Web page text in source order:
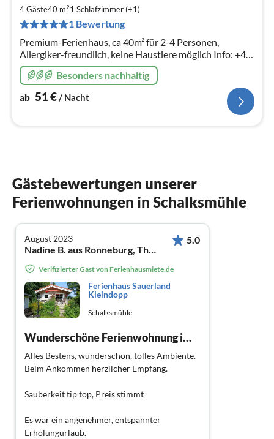
4 Gäste40 m21 Schlafzimmer (+1)
1 Bewertung
Premium-Ferienhaus, ca 40m² für 2-4 Personen,
Allergiker-freundlich, keine Haustiere möglich Info: +49
177 4494392 (auch WhatsApp)
Besonders nachhaltig
ab 51€/ Nacht
Gästebewertungen unserer
Ferienwohnungen in Schalksmühle
August 2023
Nadine B. aus Ronneburg, Thüringen
5.0
Verifizierter Gast von Ferienhausmiete.de
Ferienhaus Sauerland
Kleindopp
Schalksmühle
Wunderschöne Ferienwohnung im Sauerland
Alles Bestens, wunderschön, tolles Ambiente.
Beim Ankommen herzlicher Empfang.
Sauberkeit tip top, Preis stimmt
Es war ein angenehmer, entspannter
Erholungurlaub.